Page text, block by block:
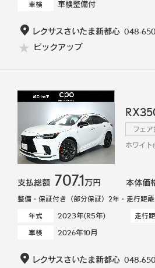
車検 車検整備付
レクサスさいたま新都心 048-
ピックアップ
フェ
ホワイト
支払総額 707.1万円 本体価
整備・保証付き（部分保証）2年・走行距
年式
2023年(R5年) 走行
車検 2026年10月
レクサスさいたま新都心 048-